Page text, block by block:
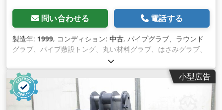
問い合わせる 電話する
製造年: 1999, コンディション: 中古, パイプグラブ、ラウンド
グラブ、パイプ敷設トング、丸い材料グラブ、はさみグラブ、
パイプ敷設装置 -メーカー: Cordes, CORWETT パイプ敷設装置
Z I 標準タイプ Chedpolyvdgofx Amrsa -把持幅: 最大約950
mm、写真参照 -耐荷重: kg -寸法: 1320/600/H1300 mm -重
量：88 kg
小型広告